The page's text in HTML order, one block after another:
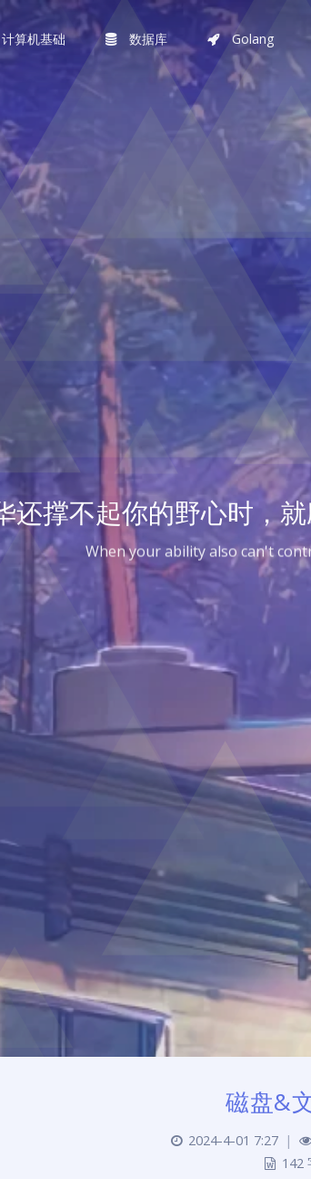
计算机基础 数据库 Golang
还撑不起你的野心时，
When your ability also can't control your
磁盘&
2024-4-01 7:27 |
142